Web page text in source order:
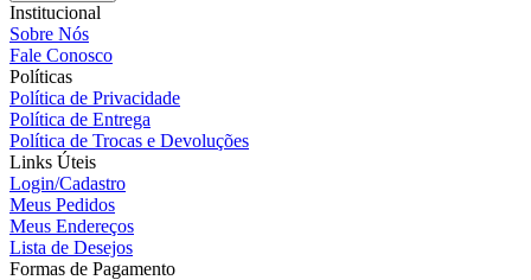
Institucional
Sobre Nós
Fale Conosco
Políticas
Política de Privacidade
Política de Entrega
Política de Trocas e Devoluções
Links Úteis
Login/Cadastro
Meus Pedidos
Meus Endereços
Lista de Desejos
Formas de Pagamento